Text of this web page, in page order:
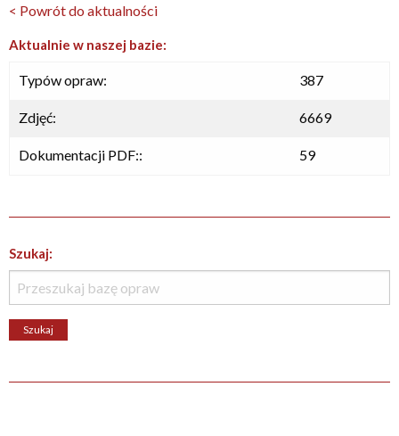
< Powrót do aktualności
Aktualnie w naszej bazie:
Typów opraw: 387
Zdjęć: 6669
Dokumentacji PDF:: 59
Szukaj: